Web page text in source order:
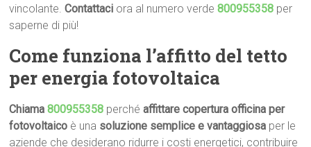
vincolante.Contattaci ora al numero verde800955358 per
saperne di più!
Come funziona l’affitto del tetto
per energia fotovoltaica
Chiama800955358 perchéaffittare copertura officina per
fotovoltaico è una soluzione semplice e vantaggiosa per le
aziende che desiderano ridurre i costi energetici, contribuire